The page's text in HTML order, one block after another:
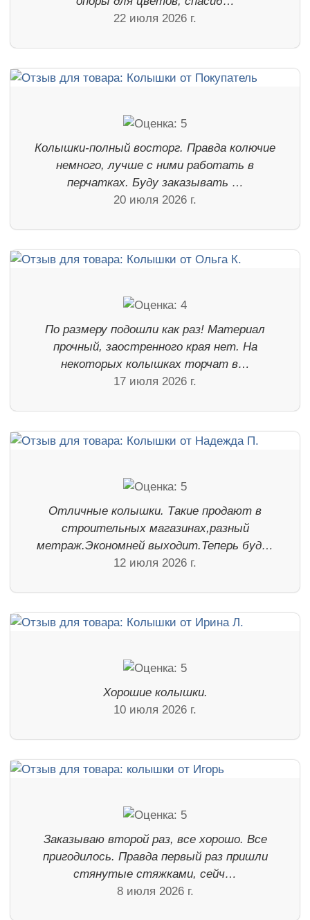
22 июля 2026 г.
Колышки-полный восторг. Правда колючие
немного, лучше с ними работать в
перчатках. Буду заказывать …
20 июля 2026 г.
По размеру подошли как раз! Материал
прочный, заостренного края нет. На
некоторых колышках торчат в…
17 июля 2026 г.
Отличные колышки. Такие продают в
строительных магазинах,разный
метраж.Экономней выходит.Теперь буд…
12 июля 2026 г.
Хорошие колышки.
10 июля 2026 г.
Заказываю второй раз, все хорошо. Все
пригодилось. Правда первый раз пришли
стянутые стяжками, сейч…
8 июля 2026 г.